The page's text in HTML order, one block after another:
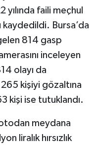
yılında faili meçhul
kaydedildi. Bursa’da
814 gasp
inceleyen
olayı da
265 kişiyi gözaltına
kişi ise tutuklandı.
otodan meydana
liralık hırsızlık